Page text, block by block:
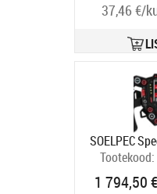
37,46 €/
SOELPEC
Tootekood:
1 794,50 €